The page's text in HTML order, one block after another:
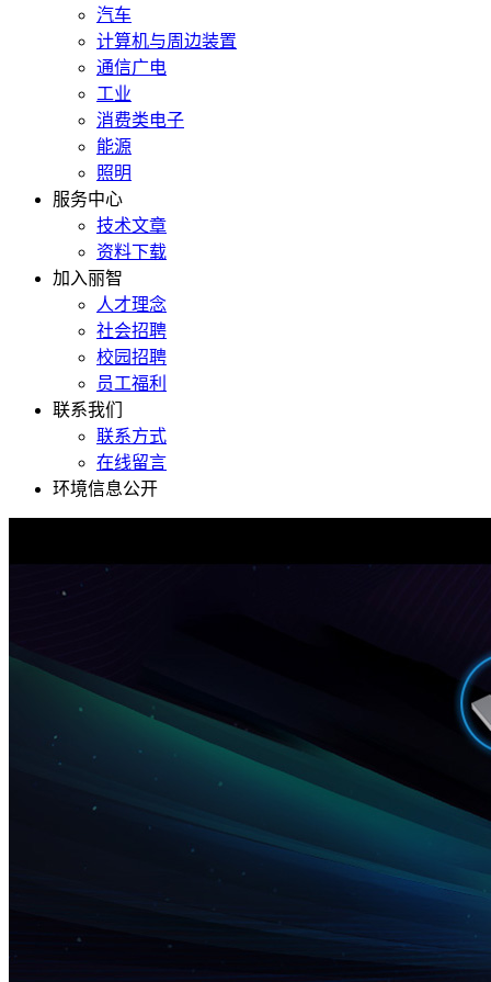
汽车
计算机与周边装置
通信广电
工业
消费类电子
能源
照明
服务中心
技术文章
资料下载
加入丽智
人才理念
社会招聘
校园招聘
员工福利
联系我们
联系方式
在线留言
环境信息公开